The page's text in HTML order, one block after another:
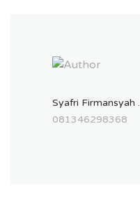
Syafri Firmansyah .
081346298368